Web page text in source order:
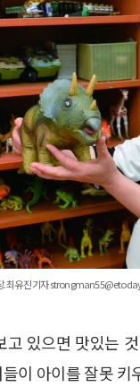
. 최유진 기자
있으면 맛있는
이 아이를 잘못